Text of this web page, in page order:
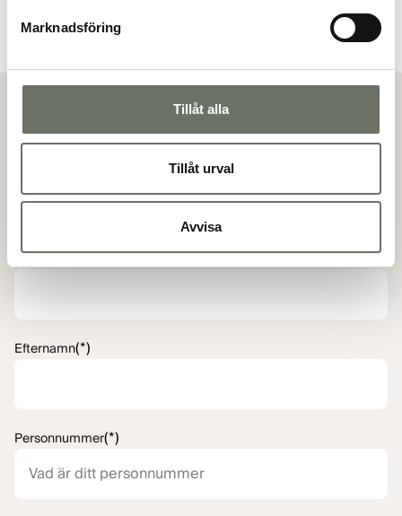
Marknadsföring
Tillåt alla
Tillåt urval
Avvisa
Visa alla bilder
Anmäl intresse för lägenhet
Genom att anmäla ditt intresse får du löpande
Förnamn(*)
Efternamn(*)
Personnummer(*)